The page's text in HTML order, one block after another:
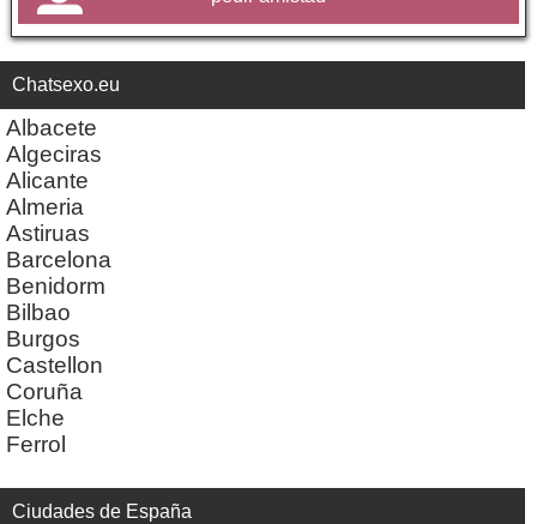
Chatsexo.eu
Albacete
Algeciras
Alicante
Almeria
Astiruas
Barcelona
Benidorm
Bilbao
Burgos
Castellon
Coruña
Elche
Ferrol
Ciudades de España